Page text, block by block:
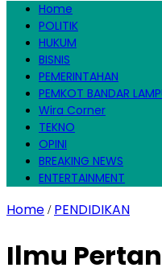
Home
POLITIK
HUKUM
BISNIS
PEMERINTAHAN
PEMKOT BANDAR
Wira Corner
TEKNO
OPINI
BREAKING NEWS
ENTERTAINMENT
Home / PENDIDIKAN
Ilmu